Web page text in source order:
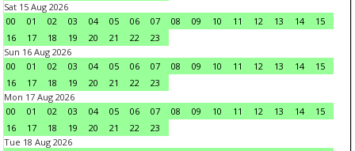
Sat 15 Aug 2026
00
01 02 03 04 05 06 07 08 09 10 11 12 13 14
15
16
17 18 19 20 21 22
23
Sun 16 Aug 2026
00
01 02 03 04 05 06 07 08 09 10 11 12 13 14
15
16
17 18 19 20 21 22
23
Mon 17 Aug 2026
00
01 02 03 04 05 06 07 08 09 10 11 12 13 14
15
16
17 18 19 20 21 22
23
Tue 18 Aug 2026